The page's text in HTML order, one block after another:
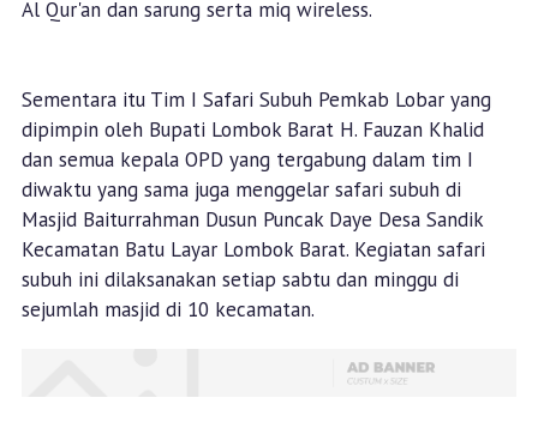
Al Qur'an dan sarung serta miq wireless.
Sementara itu Tim I Safari Subuh Pemkab Lobar yang
dipimpin oleh Bupati Lombok Barat H. Fauzan Khalid
dan semua kepala OPD yang tergabung dalam tim I
diwaktu yang sama juga menggelar safari subuh di
Masjid Baiturrahman Dusun Puncak Daye Desa Sandik
Kecamatan Batu Layar Lombok Barat. Kegiatan safari
subuh ini dilaksanakan setiap sabtu dan minggu di
sejumlah masjid di 10 kecamatan.